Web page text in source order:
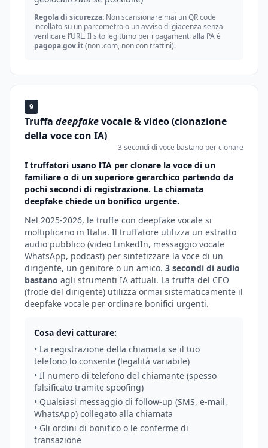
Regola di sicurezza: Non scansionare mai un QR code
incollato su un parcometro o un avviso di giacenza senza
verificare l’URL. Il sito legittimo per i pagamenti alla PA è
pagopa.gov.it(non .com, non con trattini).
9
Truffa deepfakevocale & video (clonazione
della voce con IA)
3 secondi di voce bastano per clonare
I truffatori usano l’IA per clonare la voce di un
familiare o di un superiore gerarchico partendo da
pochi secondi di registrazione. La chiamata
deepfake chiede un bonifico urgente.
Nel 2025-2026, le truffe con deepfake vocale si
moltiplicano in Italia. Il truffatore utilizza un estratto
audio pubblico (video LinkedIn, messaggio vocale
WhatsApp, podcast) per sintetizzare la voce di un
dirigente, un genitore o un amico. 3 secondi di audio
bastano agli strumenti IA attuali. La truffa del CEO
(frode del dirigente) utilizza ormai sistematicamente il
deepfake vocale per ordinare bonifici urgenti.
Cosa devi catturare:
• La registrazione della chiamata se il tuo
telefono lo consente (legalità variabile)
• Il numero di telefono del chiamante (spesso
falsificato tramite spoofing)
• Qualsiasi messaggio di follow-up (SMS, e-mail,
WhatsApp) collegato alla chiamata
• Gli ordini di bonifico o le conferme di
transazione